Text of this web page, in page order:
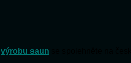
výrobu saun